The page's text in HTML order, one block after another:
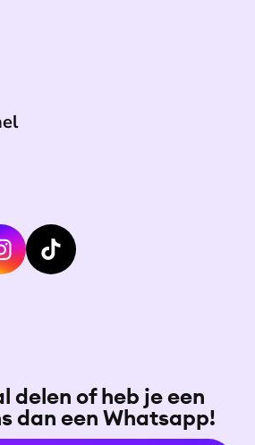
delen of heb je een
dan een Whatsapp!